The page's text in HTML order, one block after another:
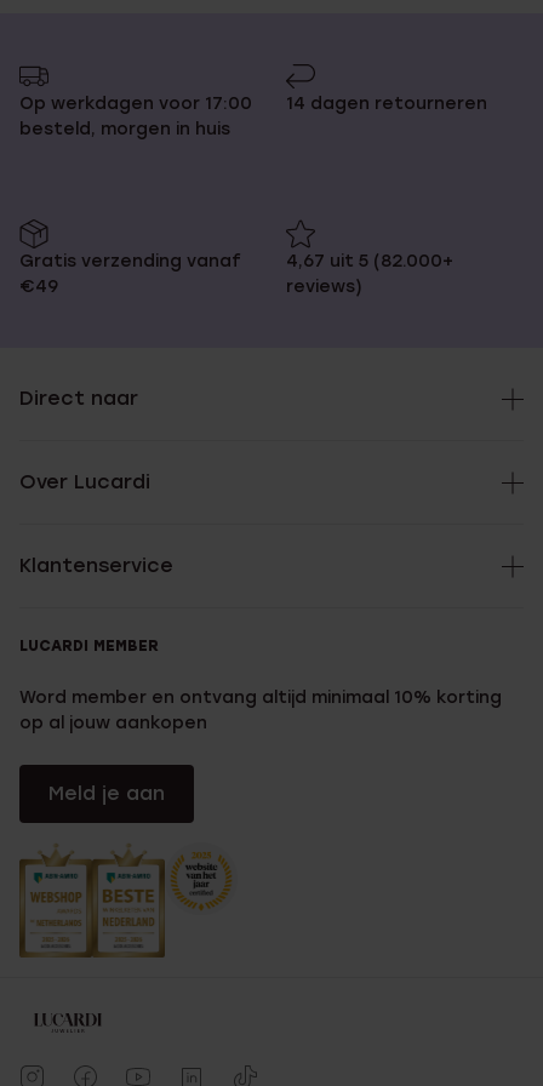
Op werkdagen voor 17:00
besteld, morgen in huis
14 dagen retourneren
Gratis verzending vanaf
€49
4,67 uit 5 (82.000+
reviews)
Direct naar
Over Lucardi
Klantenservice
LUCARDI MEMBER
Word member en ontvang altijd minimaal 10% korting
op al jouw aankopen
Meld je aan